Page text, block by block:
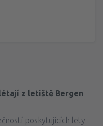
z letiště Bergen
poskytujících lety